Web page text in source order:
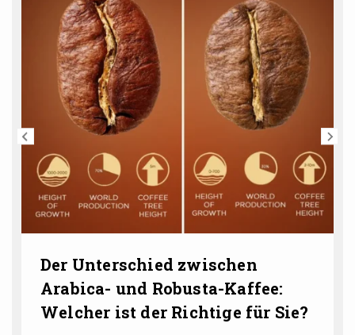
Der Unterschied zwischen
Arabica- und Robusta-Kaffee:
Welcher ist der Richtige für Sie?